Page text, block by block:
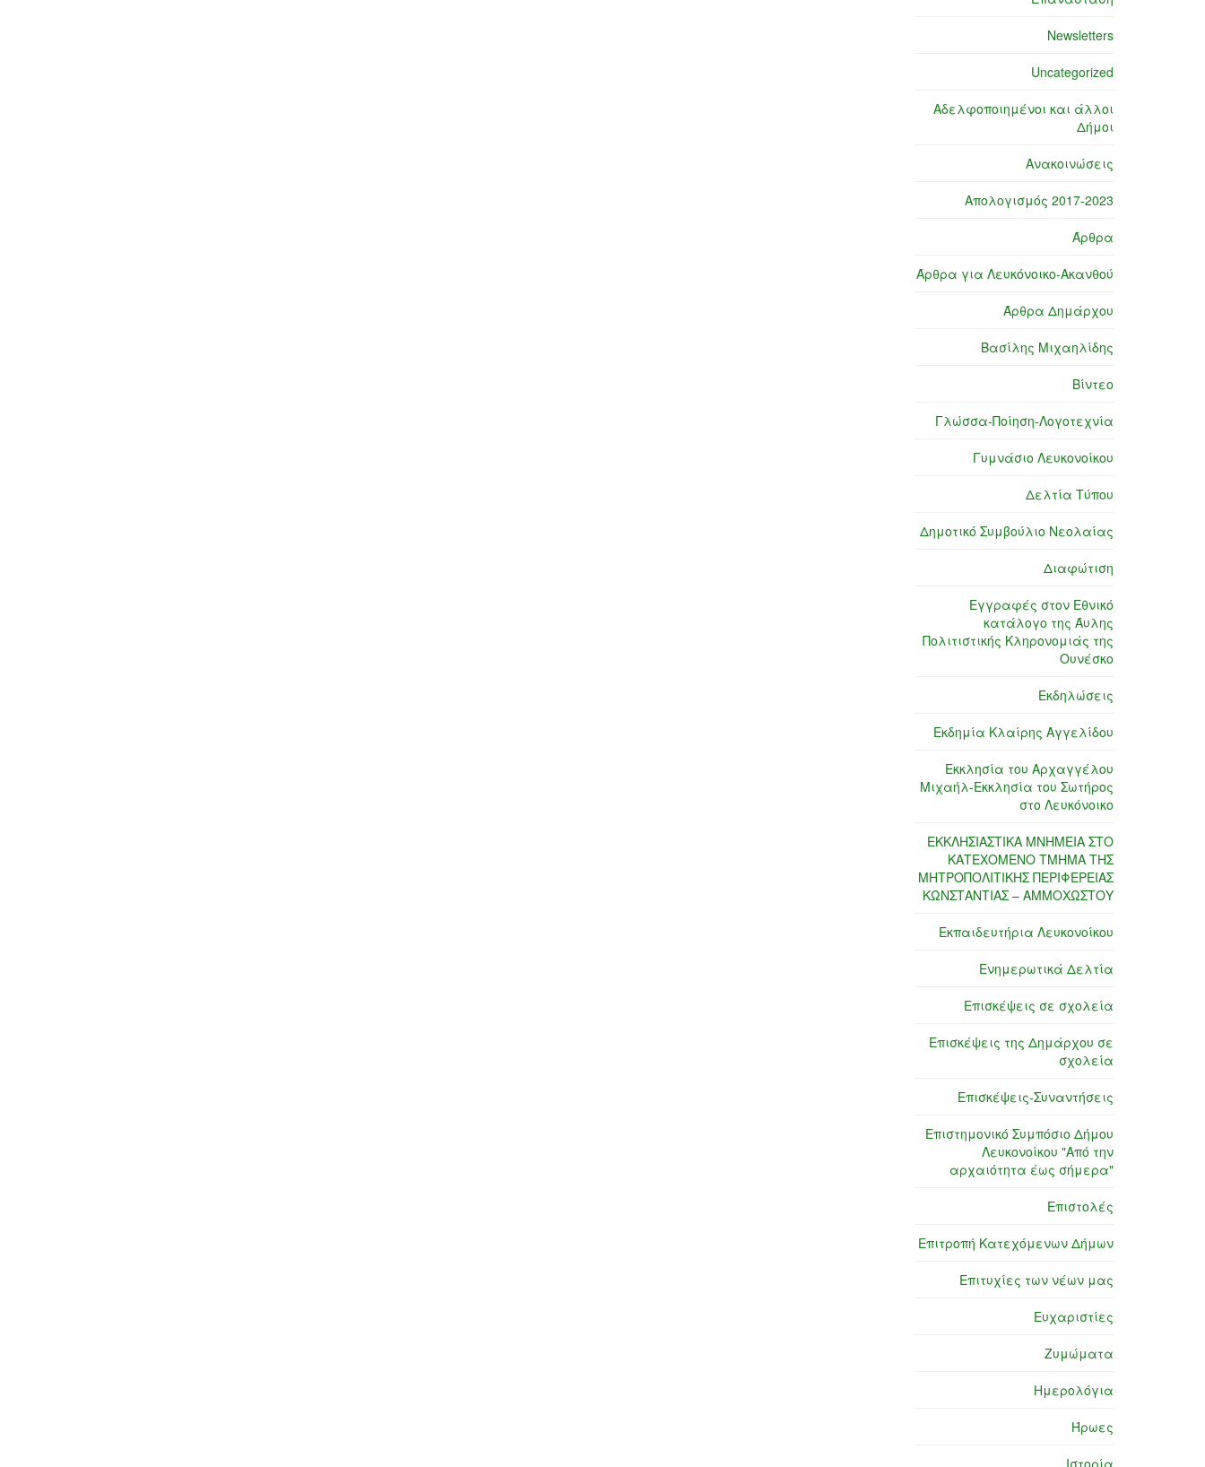
Newsletters
Uncategorized
Αδελφοποιημένοι και άλλοι
Δήμοι
Ανακοινώσεις
Απολογισμός 2017-2023
Άρθρα
Άρθρα για Λευκόνοικο-Ακανθού
Άρθρα Δημάρχου
Βασίλης Μιχαηλίδης
Βίντεο
Γλώσσα-Ποίηση-Λογοτεχνία
Γυμνάσιο Λευκονοίκου
Δελτία Τύπου
Δημοτικό Συμβούλιο Νεολαίας
Διαφώτιση
Εγγραφές στον Εθνικό
κατάλογο της Άυλης
Πολιτιστικής Κληρονομιάς της
Ουνέσκο
Εκδηλώσεις
Εκδημία Κλαίρης Αγγελίδου
Εκκλησία του Αρχαγγέλου
Μιχαήλ-Εκκλησία του Σωτήρος
στο Λευκόνοικο
ΕΚΚΛΗΣΙΑΣΤΙΚΑ ΜΝΗΜΕΙΑ ΣΤΟ
ΚΑΤΕΧΟΜΕΝΟ ΤΜΗΜΑ ΤΗΣ
ΜΗΤΡΟΠΟΛΙΤΙΚΗΣ ΠΕΡΙΦΕΡΕΙΑΣ
ΚΩΝΣΤΑΝΤΙΑΣ – ΑΜΜΟΧΩΣΤΟΥ
Εκπαιδευτήρια Λευκονοίκου
Ενημερωτικά Δελτία
Επισκέψεις σε σχολεία
Επισκέψεις της Δημάρχου σε
σχολεία
Επισκέψεις-Συναντήσεις
Επιστημονικό Συμπόσιο Δήμου
Λευκονοίκου "Από την
αρχαιότητα έως σήμερα"
Επιστολές
Επιτροπή Κατεχόμενων Δήμων
Επιτυχίες των νέων μας
Ευχαριστίες
Ζυμώματα
Ημερολόγια
Ήρωες